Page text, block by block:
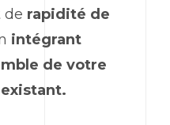
de rapidité de
intégrant
de votre